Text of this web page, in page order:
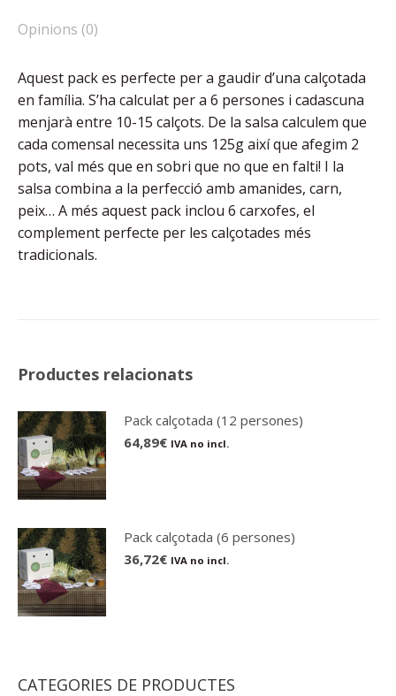
Opinions (0)
Aquest pack es perfecte per a gaudir d’una calçotada
en família. S’ha calculat per a 6 persones i cadascuna
menjarà entre 10-15 calçots. De la salsa calculem que
cada comensal necessita uns 125g així que afegim 2
pots, val més que en sobri que no que en falti! I la
salsa combina a la perfecció amb amanides, carn,
peix… A més aquest pack inclou 6 carxofes, el
complement perfecte per les calçotades més
tradicionals.
Productes relacionats
Pack calçotada (12 persones)
64,89€ IVA no incl.
Pack calçotada (6 persones)
36,72€ IVA no incl.
CATEGORIES DE PRODUCTES